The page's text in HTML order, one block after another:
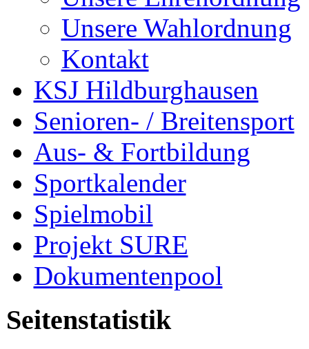
Unsere Wahlordnung
Kontakt
KSJ Hildburghausen
Senioren- / Breitensport
Aus- & Fortbildung
Sportkalender
Spielmobil
Projekt SURE
Dokumentenpool
Seitenstatistik